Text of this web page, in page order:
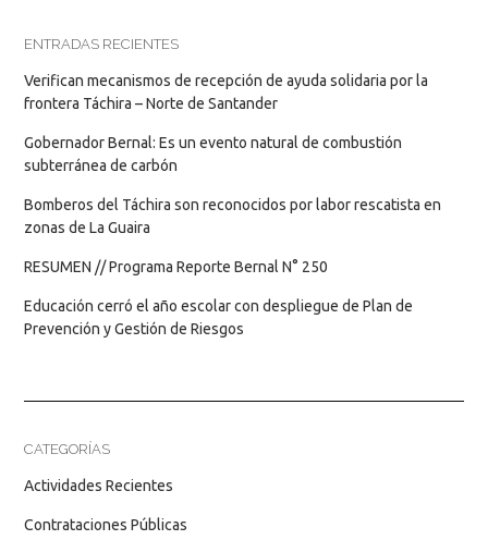
ENTRADAS RECIENTES
Verifican mecanismos de recepción de ayuda solidaria por la
frontera Táchira – Norte de Santander
Gobernador Bernal: Es un evento natural de combustión
subterránea de carbón
Bomberos del Táchira son reconocidos por labor rescatista en
zonas de La Guaira
RESUMEN // Programa Reporte Bernal N° 250
Educación cerró el año escolar con despliegue de Plan de
Prevención y Gestión de Riesgos
CATEGORÍAS
Actividades Recientes
Contrataciones Públicas